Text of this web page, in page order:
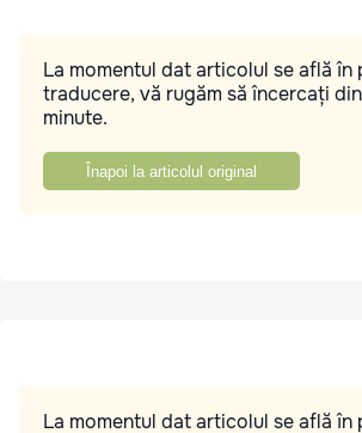
La momentul dat articolul se află în
traducere, vă rugăm să încercați
minute.
Înapoi la articolul original
La momentul dat articolul se află în